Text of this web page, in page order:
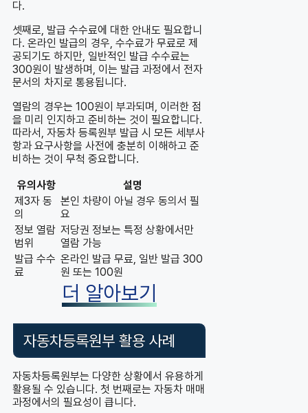
다.
셋째로, 발급 수수료에 대한 안내도 필요합니
다. 온라인 발급의 경우, 수수료가 무료로 제
공되기도 하지만, 일반적인 발급 수수료는
300원이 발생하며, 이는 발급 과정에서 전자
문서의 차지로 통용됩니다.
열람의 경우는 100원이 부과되며, 이러한 점
을 미리 인지하고 준비하는 것이 필요합니다.
따라서, 자동차 등록원부 발급 시 모든 세부사
항과 요구사항을 사전에 충분히 이해하고 준
비하는 것이 무척 중요합니다.
유의사항
설명
제3자 동
의
본인 차량이 아닐 경우 동의서 필
요
정보 열람
범위
저당권 정보는 특정 상황에서만
열람 가능
발급 수수
료
온라인 발급 무료, 일반 발급 300
원 또는 100원
더 알아보기
자동차등록원부 활용 사례
자동차등록원부는 다양한 상황에서 유용하게
활용될 수 있습니다. 첫 번째로는 자동차 매매
과정에서의 필요성이 큽니다.